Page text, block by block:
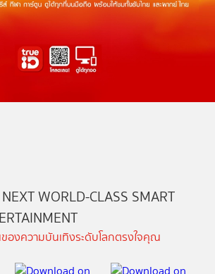
WORLD-CLASS SMART
องความบันเทิงระดับโลกตรงใจคุณ